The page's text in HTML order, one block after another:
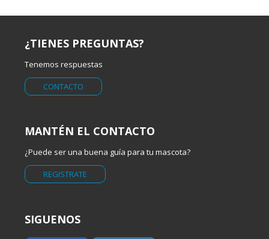
¿TIENES PREGUNTAS?
Tenemos respuestas
CONTACTO
MANTÉN EL CONTACTO
¿Puede ser una buena guía para tu mascota?
REGISTRATE
SIGUENOS